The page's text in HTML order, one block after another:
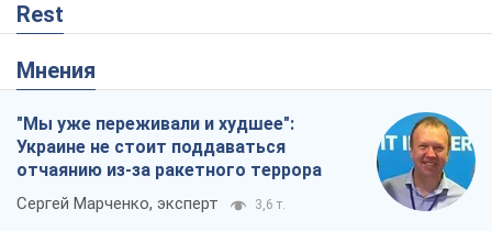
Rest
Мнения
"Мы уже переживали и худшее":
Украине не стоит поддаваться
отчаянию из-за ракетного террора
Сергей Марченко, эксперт 3,6 т.